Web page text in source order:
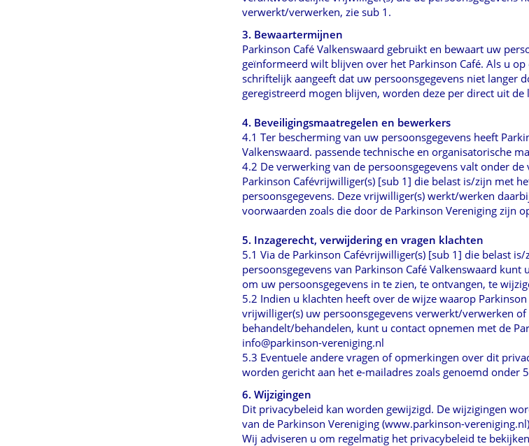
verwerkt/verwerken, zie sub 1.
3. Bewaartermijnen
Parkinson Café Valkenswaard gebruikt en bewaart uw
geïnformeerd wilt blijven over het Parkinson Café. Als u
schriftelijk aangeeft dat uw persoonsgegevens niet langer
geregistreerd mogen blijven, worden deze per direct uit de
4. Beveiligingsmaatregelen en bewerkers
4.1 Ter bescherming van uw persoonsgegevens heeft
Valkenswaard. passende technische en organisatorische
4.2 De verwerking van de persoonsgegevens valt onder
Parkinson Cafévrijwilliger(s) [sub 1] die belast is/zijn met
persoonsgegevens. Deze vrijwilliger(s) werkt/werken
voorwaarden zoals die door de Parkinson Vereniging zijn
5. Inzagerecht, verwijdering en vragen klachten
5.1 Via de Parkinson Cafévrijwilliger(s) [sub 1] die belast
persoonsgegevens van Parkinson Café Valkenswaard kunt
om uw persoonsgegevens in te zien, te ontvangen, te
5.2 Indien u klachten heeft over de wijze waarop
vrijwilliger(s) uw persoonsgegevens verwerkt/verwerken of
behandelt/behandelen, kunt u contact opnemen met de
info@parkinson-vereniging.nl
5.3 Eventuele andere vragen of opmerkingen over dit
worden gericht aan het e-mailadres zoals genoemd onder
6. Wijzigingen
Dit privacybeleid kan worden gewijzigd. De wijzigingen
van de Parkinson Vereniging (www.parkinson-
Wij adviseren u om regelmatig het privacybeleid te